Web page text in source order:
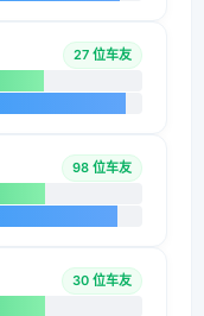
27 位车友
98 位车友
30 位车友